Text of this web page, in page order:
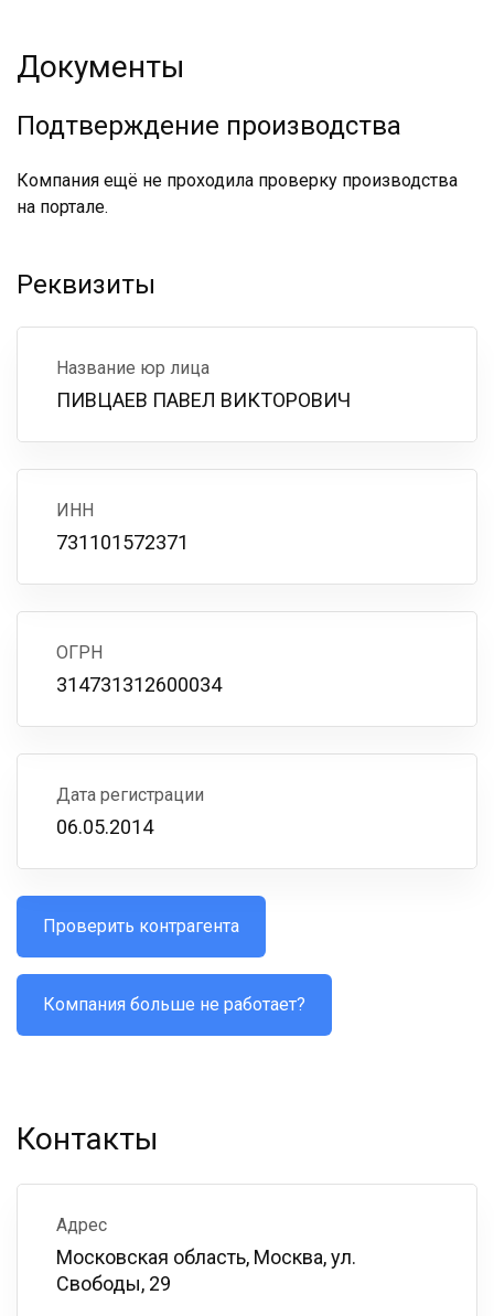
Документы
Подтверждение производства
Компания ещё не проходила проверку производства
на портале.
Реквизиты
Название юр лица
ПИВЦАЕВ ПАВЕЛ ВИКТОРОВИЧ
ИНН
731101572371
ОГРН
314731312600034
Дата регистрации
06.05.2014
Проверить контрагента
Компания больше не работает?
Контакты
Адрес
Московская область, Москва, ул.
Свободы, 29